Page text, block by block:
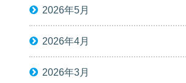
2026年5月
2026年4月
2026年3月